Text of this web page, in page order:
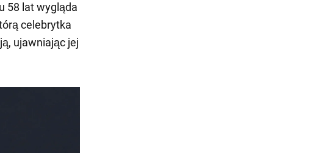
58 lat wygląda
celebrytka
ujawniając jej